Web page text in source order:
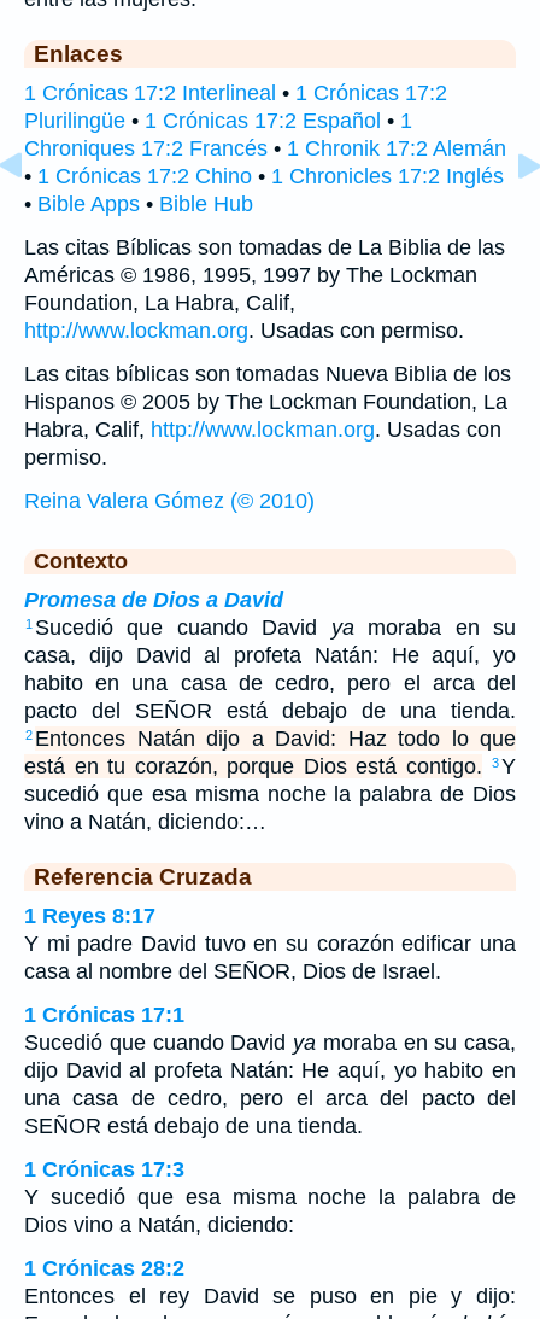
Enlaces
1 Crónicas 17:2 Interlineal • 1 Crónicas 17:2
Plurilingüe • 1 Crónicas 17:2 Español • 1
Chroniques 17:2 Francés • 1 Chronik 17:2 Alemán
• 1 Crónicas 17:2 Chino • 1 Chronicles 17:2 Inglés
• Bible Apps • Bible Hub
Las citas Bíblicas son tomadas de La Biblia de las
Américas © 1986, 1995, 1997 by The Lockman
Foundation, La Habra, Calif,
http://www.lockman.org. Usadas con permiso.
Las citas bíblicas son tomadas Nueva Biblia de los
Hispanos © 2005 by The Lockman Foundation, La
Habra, Calif, http://www.lockman.org. Usadas con
permiso.
Reina Valera Gómez (© 2010)
Contexto
Promesa de Dios a David
1 Sucedió que cuando David yamoraba en su
casa, dijo David al profeta Natán: He aquí, yo
habito en una casa de cedro, pero el arca del
pacto del SEÑOR está debajo de una tienda.
2 Entonces Natán dijo a David: Haz todo lo que
está en tu corazón, porque Dios está contigo.
3Y
sucedió que esa misma noche la palabra de Dios
vino a Natán, diciendo:…
Referencia Cruzada
1 Reyes 8:17
Y mi padre David tuvo en su corazón edificar una
casa al nombre del SEÑOR, Dios de Israel.
1 Crónicas 17:1
Sucedió que cuando David ya moraba en su casa,
dijo David al profeta Natán: He aquí, yo habito en
una casa de cedro, pero el arca del pacto del
SEÑOR está debajo de una tienda.
1 Crónicas 17:3
Y sucedió que esa misma noche la palabra de
Dios vino a Natán, diciendo:
1 Crónicas 28:2
Entonces el rey David se puso en pie y dijo: